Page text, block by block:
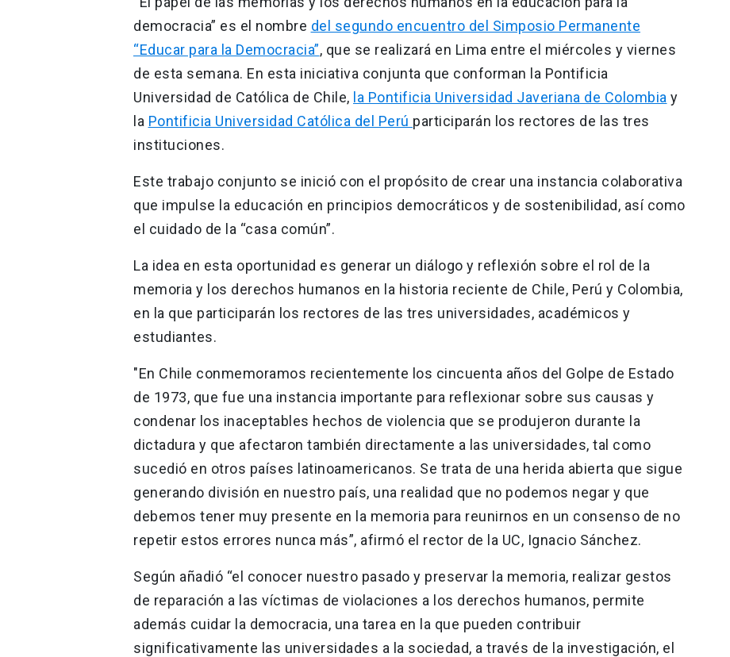
democracia” es el nombre del segundo encuentro del Simposio Permanente
“Educar para la Democracia”, que se realizará en Lima entre el miércoles y viernes
de esta semana. En esta iniciativa conjunta que conforman la Pontificia
Universidad de Católica de Chile, la Pontificia Universidad Javeriana de Colombia y
la Pontificia Universidad Católica del Perú participarán los rectores de las tres
instituciones.
Este trabajo conjunto se inició con el propósito de crear una instancia colaborativa
que impulse la educación en principios democráticos y de sostenibilidad, así como
el cuidado de la “casa común”.
La idea en esta oportunidad es generar un diálogo y reflexión sobre el rol de la
memoria y los derechos humanos en la historia reciente de Chile, Perú y Colombia,
en la que participarán los rectores de las tres universidades, académicos y
estudiantes.
"En Chile conmemoramos recientemente los cincuenta años del Golpe de Estado
de 1973, que fue una instancia importante para reflexionar sobre sus causas y
condenar los inaceptables hechos de violencia que se produjeron durante la
dictadura y que afectaron también directamente a las universidades, tal como
sucedió en otros países latinoamericanos. Se trata de una herida abierta que sigue
generando división en nuestro país, una realidad que no podemos negar y que
debemos tener muy presente en la memoria para reunirnos en un consenso de no
repetir estos errores nunca más”, afirmó el rector de la UC, Ignacio Sánchez.
Según añadió “el conocer nuestro pasado y preservar la memoria, realizar gestos
de reparación a las víctimas de violaciones a los derechos humanos, permite
además cuidar la democracia, una tarea en la que pueden contribuir
significativamente las universidades a la sociedad, a través de la investigación, el